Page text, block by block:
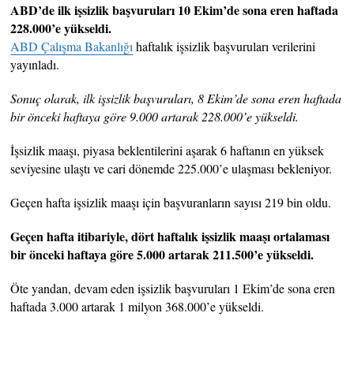
ABD’de ilk işsizlik başvuruları 10 Ekim’de sona eren haftada
228.000’e yükseldi.
ABD Çalışma Bakanlığıhaftalık işsizlik başvuruları verilerini
yayınladı.
Sonuç olarak, ilk işsizlik başvuruları, 8 Ekim’de sona eren haftada
bir önceki haftaya göre 9.000 artarak 228.000’e yükseldi.
İşsizlik maaşı, piyasa beklentilerini aşarak 6 haftanın en yüksek
seviyesine ulaştı ve cari dönemde 225.000’e ulaşması bekleniyor.
Geçen hafta işsizlik maaşı için başvuranların sayısı 219 bin oldu.
Geçen hafta itibariyle, dört haftalık işsizlik maaşı ortalaması
bir önceki haftaya göre 5.000 artarak 211.500’e yükseldi.
Öte yandan, devam eden işsizlik başvuruları 1 Ekim’de sona eren
haftada 3.000 artarak 1 milyon 368.000’e yükseldi.